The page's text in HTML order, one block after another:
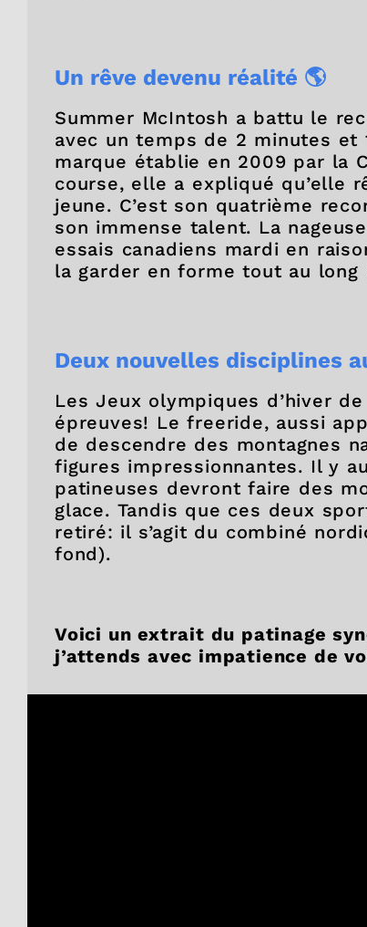
Un rêve devenu réalité 🌎
Summer McIntosh a battu le
avec un temps de 2 minutes et
marque établie en 2009 par la
course, elle a expliqué qu’elle
jeune. C’est son quatrième
son immense talent. La
essais canadiens mardi en
la garder en forme tout au long
Deux nouvelles disciplines
Les Jeux olympiques d’hiver
épreuves! Le freeride, aussi
de descendre des montagnes
figures impressionnantes. Il y
patineuses devront faire des
glace. Tandis que ces deux
retiré: il s’agit du combiné
fond).
Voici un extrait du patinage
j’attends avec impatience de